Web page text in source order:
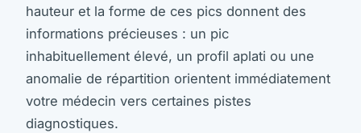
hauteur et la forme de ces pics donnent des
informations précieuses : un pic
inhabituellement élevé, un profil aplati ou une
anomalie de répartition orientent immédiatement
votre médecin vers certaines pistes
diagnostiques.